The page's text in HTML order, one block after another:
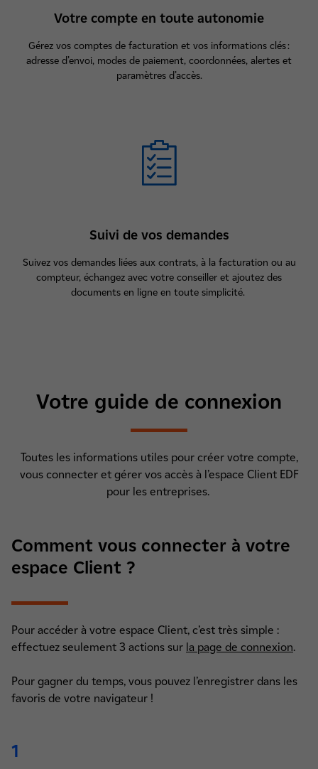
Votre compte en toute autonomie
Gérez vos comptes de facturation et vos informations clés :
adresse d’envoi, modes de paiement, coordonnées, alertes et
paramètres d’accès.
Suivi de vos demandes
Suivez vos demandes liées aux contrats, à la facturation ou au
compteur, échangez avec votre conseiller et ajoutez des
documents en ligne en toute simplicité.
Votre guide de connexion
Toutes les informations utiles pour créer votre compte,
vous connecter et gérer vos accès à l’espace Client EDF
pour les entreprises.
Comment vous connecter à votre
espace Client ?
Pour accéder à votre espace Client, c’est très simple :
effectuez seulement 3 actions sur la page de connexion.
Pour gagner du temps, vous pouvez l’enregistrer dans les
favoris de votre navigateur !
1